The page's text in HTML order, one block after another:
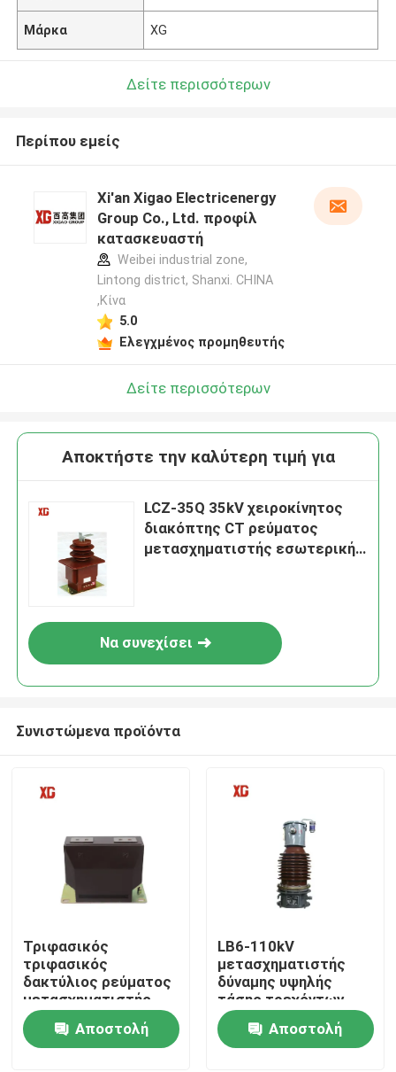
Σπίτι
Προϊόντα
Μάρκα XG
Δείτε περισσότερων
Περίπου εμείς
Xi'an Xigao Electricenergy
Group Co., Ltd. προφίλ
κατασκευαστή
Weibei industrial zone,
Lintong district, Shanxi. CHINA
,Κίνα
5.0
Ελεγχμένος προμηθευτής
Δείτε περισσότερων
Αποκτήστε την καλύτερη τιμή για
LCZ-35Q 35kV χειροκίνητος
διακόπτης CT ρεύματος
μετασχηματιστής εσωτερικής
Να συνεχίσει
Συνιστώμενα προϊόντα
Τριφασικός
τριφασικός
δακτύλιος ρεύματος
μετασχηματιστής
εποξειδικής ρητίνης
χύτευση LZZBJ9
10kV
Αποστολή
LB6-110kV
μετασχηματιστής
δύναμης υψηλής
τάσης τρεχόντων
μετασχηματιστών CT
Αποστολή